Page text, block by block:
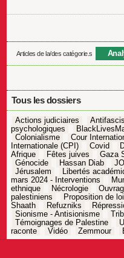
Articles de la/des catégorie.s
Tous les dossiers
Actions judiciaires
psychologiques
Colonialisme
Cour
Internationale (CPI)
Covid
Afrique
Fêtes juives Gaza
Génocide
Hassan Diab
Jérusalem
Libertés
mars 2024 - Interventions
ethnique
Nécrologie
palestiniens
Proposition de
Shaath
Refuzniks
Sionisme - Antisionisme
Témoignages de Palestine
raconte
Vidéo Zemmour
Navigation